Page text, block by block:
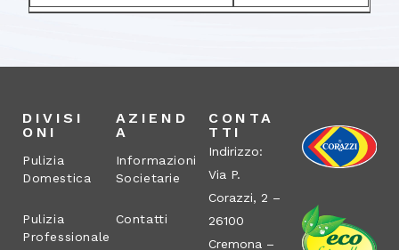
DIVISI
ONI
Pulizia
Domestica
Pulizia
Professionale
AZIEND
A
Informazioni
Societarie
Contatti
CONTA
TTI
Indirizzo:
Via P.
Corazzi, 2 –
26100
Cremona –